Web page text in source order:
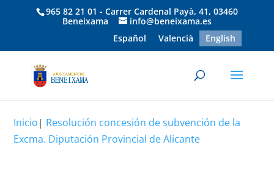
965 82 21 01 - Carrer Cardenal Payà, 41, 03460
Beneixama
info@beneixama.es
Español
Valencià English
Inicio| Resolución concesión de subvención de la
Excma. Diputación Provincial de Alicante